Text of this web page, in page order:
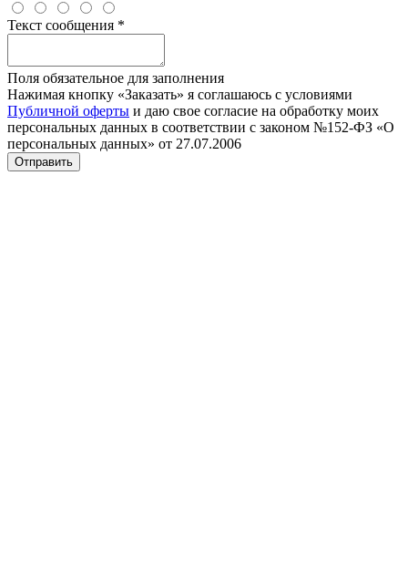
Текст сообщения *
Поля обязательное для заполнения
Нажимая кнопку «Заказать» я соглашаюсь с условиями
Публичной оферты и даю свое согласие на обработку моих
персональных данных в соответствии с законом №152-ФЗ «О
персональных данных» от 27.07.2006
Отправить